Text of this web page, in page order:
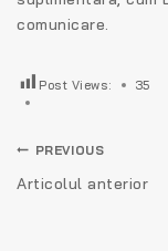
comunicare.
Post Views: 35
Navigare
în
PREVIOUS
Articolul anterior